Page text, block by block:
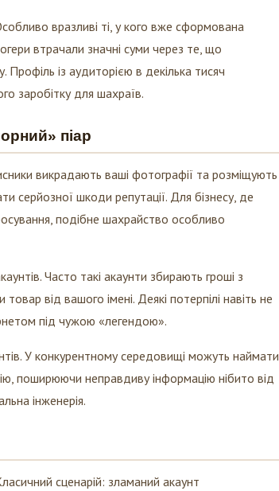
вразливі ті, у кого вже сформована
втрачали значні суми через те, що
із аудиторією в декілька тисяч
заробітку для шахраїв.
піар
викрадають ваші фотографії та розміщують
серйозної шкоди репутації. Для бізнесу, де
подібне шахрайство особливо
Часто такі акаунти збирають гроші з
від вашого імені. Деякі потерпілі навіть не
під чужою «легендою».
У конкурентному середовищі можуть наймати
поширюючи неправдиву інформацію нібито від
інженерія.
сценарій: зламаний акаунт